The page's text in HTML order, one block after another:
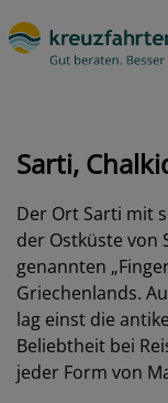
Sarti,
Der Ort Sarti mit
der Ostküste von
genannten
Griechenlands.
lag einst die
Beliebtheit bei
jeder Form von